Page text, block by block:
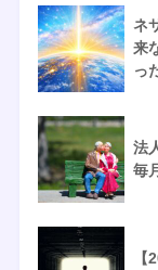
ネ
来
っ
法
毎